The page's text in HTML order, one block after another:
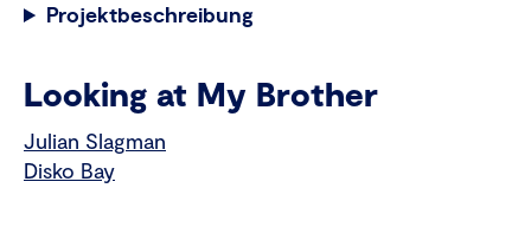
Projektbeschreibung
Looking at My Brother
Julian Slagman
Disko Bay